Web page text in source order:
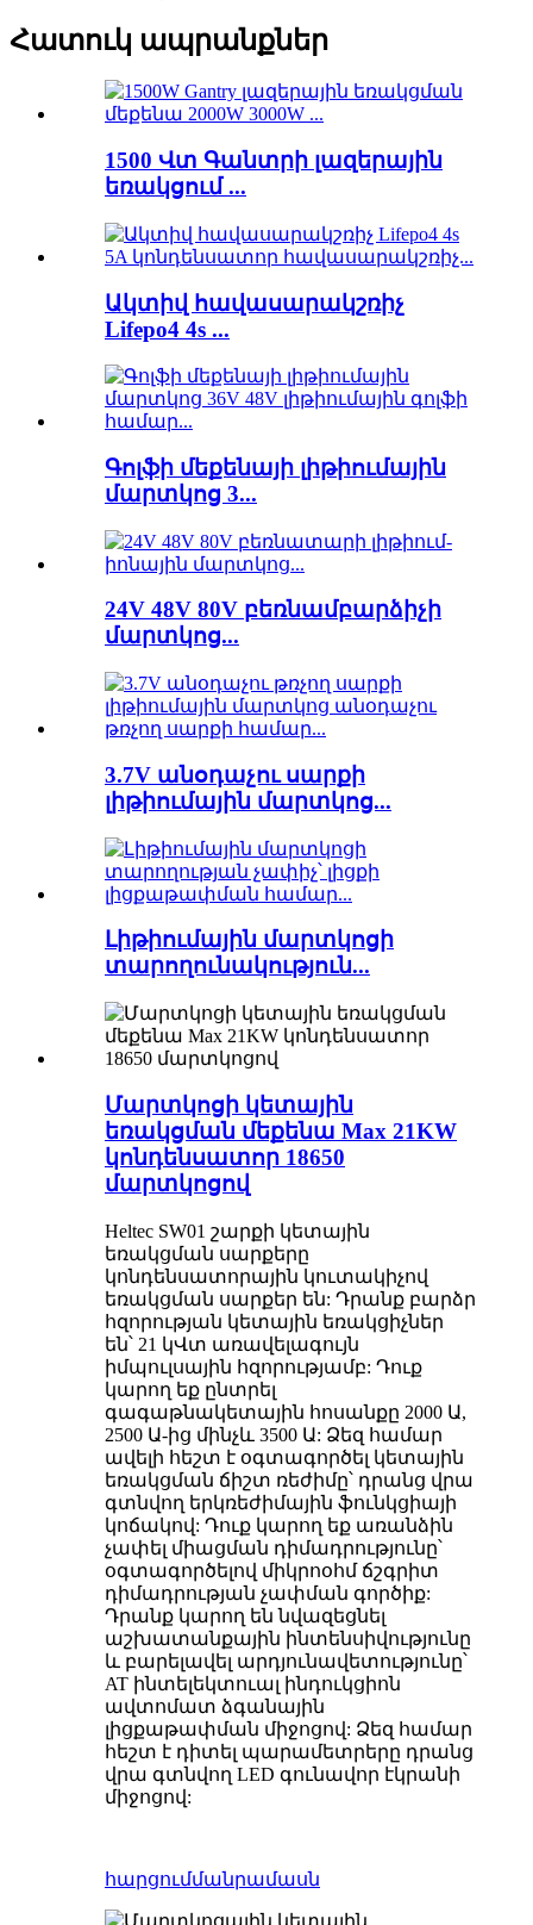
Հատուկ ապրանքներ
1500 Վտ Գանտրի լազերային
եռակցում ...
Ակտիվ հավասարակշռիչ
Lifepo4 4s ...
Գոլֆի մեքենայի լիթիումային
մարտկոց 3...
24V 48V 80V բեռնամբարձիչի
մարտկոց...
3.7V անօդաչու սարքի
լիթիումային մարտկոց...
Լիթիումային մարտկոցի
տարողունակություն...
Մարտկոցի կետային
եռակցման մեքենա Max 21KW
կոնդենսատոր 18650
մարտկոցով
Heltec SW01 շարքի կետային
եռակցման սարքերը
կոնդենսատորային կուտակիչով
եռակցման սարքեր են: Դրանք բարձր
հզորության կետային եռակցիչներ
են՝ 21 կՎտ առավելագույն
իմպուլսային հզորությամբ: Դուք
կարող եք ընտրել
գագաթնակետային հոսանքը 2000 Ա,
2500 Ա-ից մինչև 3500 Ա: Ձեզ համար
ավելի հեշտ է օգտագործել կետային
եռակցման ճիշտ ռեժիմը՝ դրանց վրա
գտնվող երկռեժիմային ֆունկցիայի
կոճակով: Դուք կարող եք առանձին
չափել միացման դիմադրությունը՝
օգտագործելով միկրոօհմ ճշգրիտ
դիմադրության չափման գործիք:
Դրանք կարող են նվազեցնել
աշխատանքային ինտենսիվությունը
և բարելավել արդյունավետությունը՝
AT ինտելեկտուալ ինդուկցիոն
ավտոմատ ձգանային
լիցքաթափման միջոցով: Ձեզ համար
հեշտ է դիտել պարամետրերը դրանց
վրա գտնվող LED գունավոր էկրանի
միջոցով:
հարցումմանրամասն